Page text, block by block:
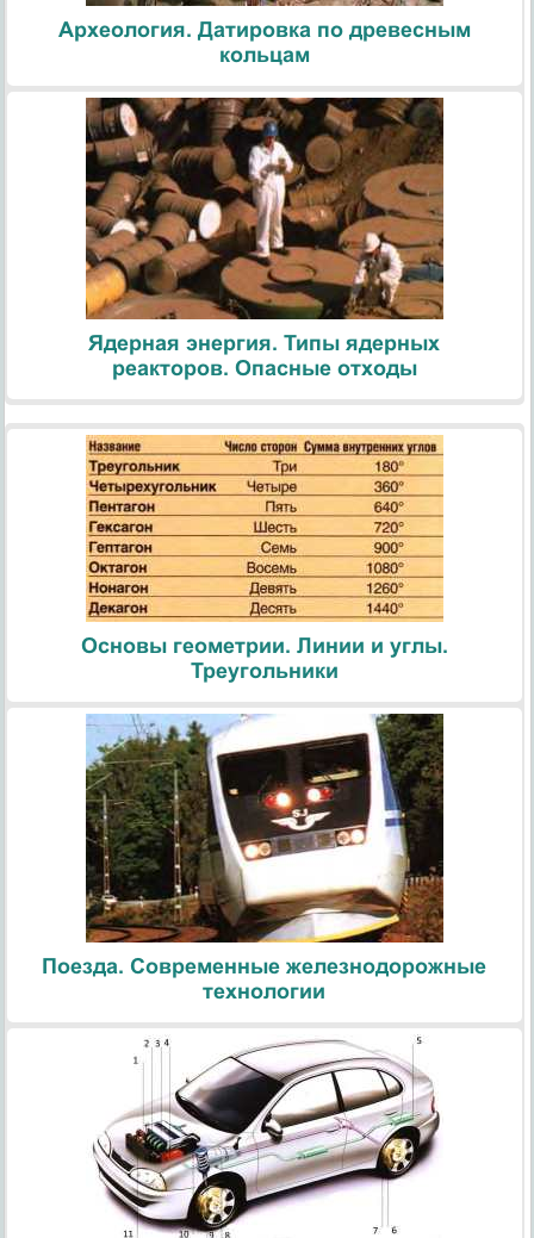
Археология. Датировка по древесным
кольцам
Ядерная энергия. Типы ядерных
реакторов. Опасные отходы
Основы геометрии. Линии и углы.
Треугольники
Поезда. Современные железнодорожные
технологии